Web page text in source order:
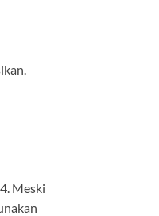
Meski